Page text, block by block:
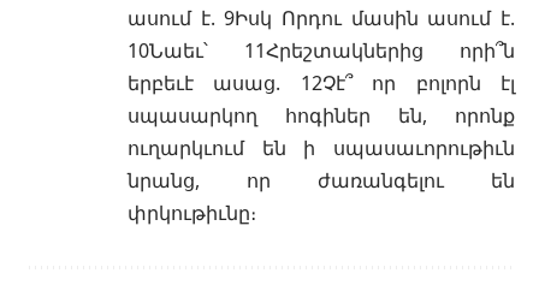
ասում է. 9Իսկ Որդու մասին ասում է.
10Նաեւ՝ 11Հրեշտակներից որի՞ն
երբեւէ ասաց. 12Չէ՞ որ բոլորն էլ
սպասարկող հոգիներ են, որոնք
ուղարկւում են ի սպասաւորութիւն
նրանց, որ ժառանգելու են
փրկութիւնը։